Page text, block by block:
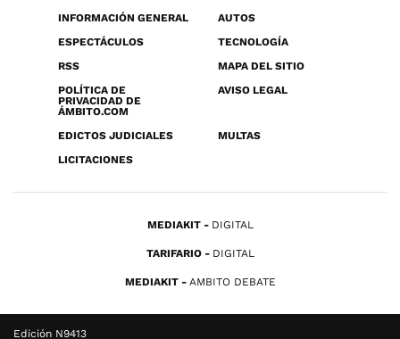
INFORMACIÓN GENERAL
AUTOS
ESPECTÁCULOS
TECNOLOGÍA
RSS
MAPA DEL SITIO
POLÍTICA DE
PRIVACIDAD DE
ÁMBITO.COM
AVISO LEGAL
EDICTOS JUDICIALES
MULTAS
LICITACIONES
MEDIAKIT DIGITAL
TARIFARIO DIGITAL
MEDIAKIT AMBITO DEBATE
Edición N9413